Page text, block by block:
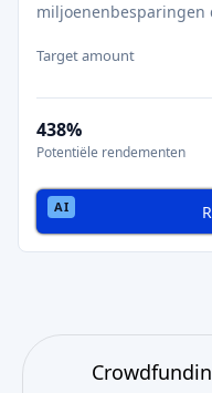
miljoenenbesparingen
Target amount
438%
Potentiële rendementen